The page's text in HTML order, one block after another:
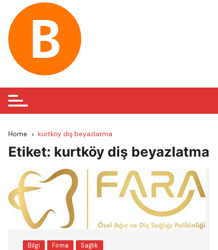
content
Home kurtköy diş beyazlatma
Etiket: kurtköy diş beyazlatma
Bilgi Firma Sağlık